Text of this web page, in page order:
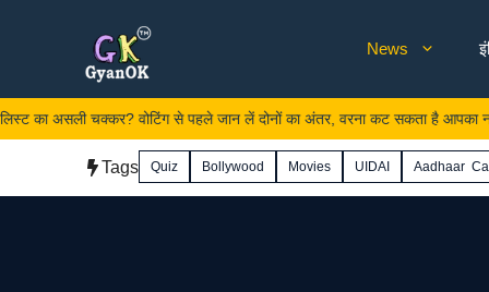
News
चक्कर? वोटिंग से पहले जान लें दोनों का अंतर, वरना कट सकता है आपका नाम
Tags Quiz Bollywood Movies UIDAI Aadhaar